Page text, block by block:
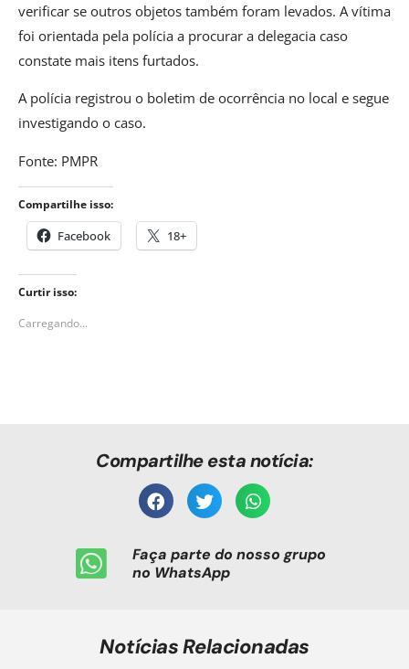
verificar se outros objetos também foram levados. A vítima
foi orientada pela polícia a procurar a delegacia caso
constate mais itens furtados.
A polícia registrou o boletim de ocorrência no local e segue
investigando o caso.
Fonte: PMPR
Compartilhe isso:
Facebook 18+
Curtir isso:
Carregando...
Compartilhe esta notícia:
Faça parte do nosso grupo
no WhatsApp
Notícias Relacionadas